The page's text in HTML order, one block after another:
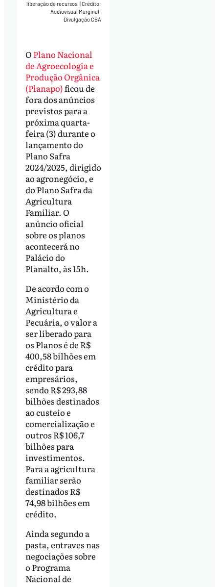
liberação de recursos.
Crédito:
Audiovisual Marginal-
Divulgação CBA
O Plano Nacional
de Agroecologia e
Produção Orgânica
(Planapo)ficou de
fora dos anúncios
previstos para a
próxima quarta-
feira (3) durante o
lançamento do
Plano Safra
2024/2025, dirigido
ao agronegócio, e
do Plano Safra da
Agricultura
Familiar. O
anúncio oficial
sobre os planos
acontecerá no
Palácio do
Planalto, às 15h.
De acordo com o
Ministério da
Agricultura e
Pecuária, o valor a
ser liberado para
os Planos é de R$
400,58 bilhões em
crédito para
empresários,
sendo R$ 293,88
bilhões destinados
ao custeio e
comercialização e
outros R$ 106,7
bilhões para
investimentos.
Para a agricultura
familiar serão
destinados R$
74,98 bilhões em
crédito.
Ainda segundo a
pasta, entraves nas
negociações sobre
o Programa
Nacional de